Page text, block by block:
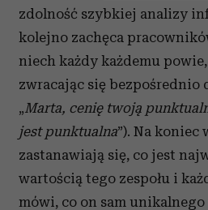
zdolność szybkiej analizy
kolejno zachęca
niech każdy każdemu
zwracając się bezpośrednio
„Marta, cenię twoją
jest punktualna”). Na koniec
zastanawiają się, co jest
wartością tego zespołu i
mówi, co on sam